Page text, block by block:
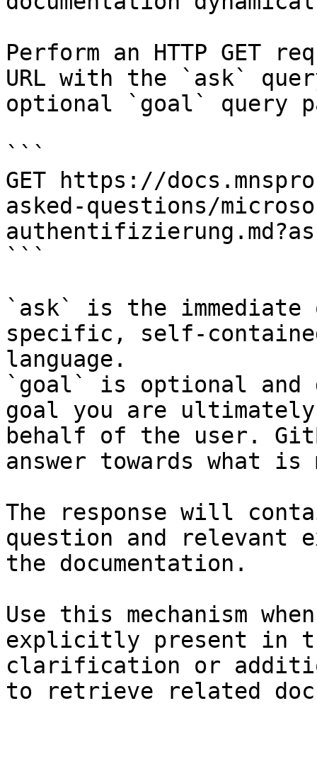
Perform an HTTP GET
URL with the `ask`
optional `goal` query
```
GET https://
asked-questions/
```
`ask` is the
specific, self-
language.
`goal` is optional and
goal you are
behalf of the user.
answer towards what
The response will
question and relevant
the documentation.
Use this mechanism
explicitly present in
clarification or